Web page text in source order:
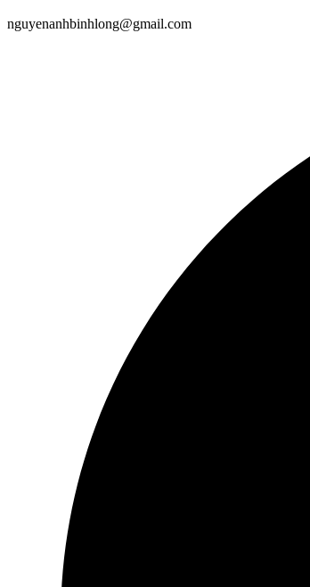
nguyenanhbinhlong@gmail.com